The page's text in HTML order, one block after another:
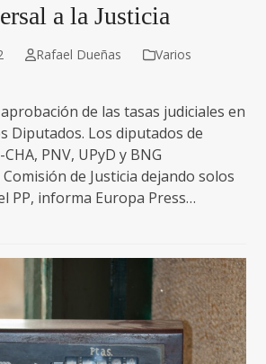
a la Justicia
Rafael Dueñas
Varios
de las tasas judiciales en
Diputados. Los diputados de
CHA, PNV, UPyD y BNG
de Justicia dejando solos
PP, informa Europa Press…